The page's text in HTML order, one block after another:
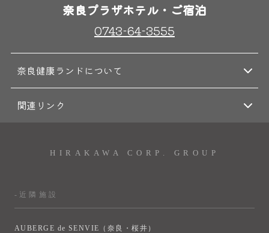
奈良プラザホテル・ご宿泊
0743-64-3555
奈良健康ランドについて
関連リンク
HIRAKAWA CORP. GROUP
-近隣施設
AUBERGE de SENVIE（奈良・桜井）